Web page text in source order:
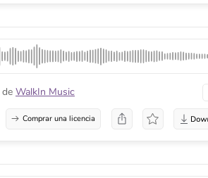
de WalkIn Music
Comprar una licencia